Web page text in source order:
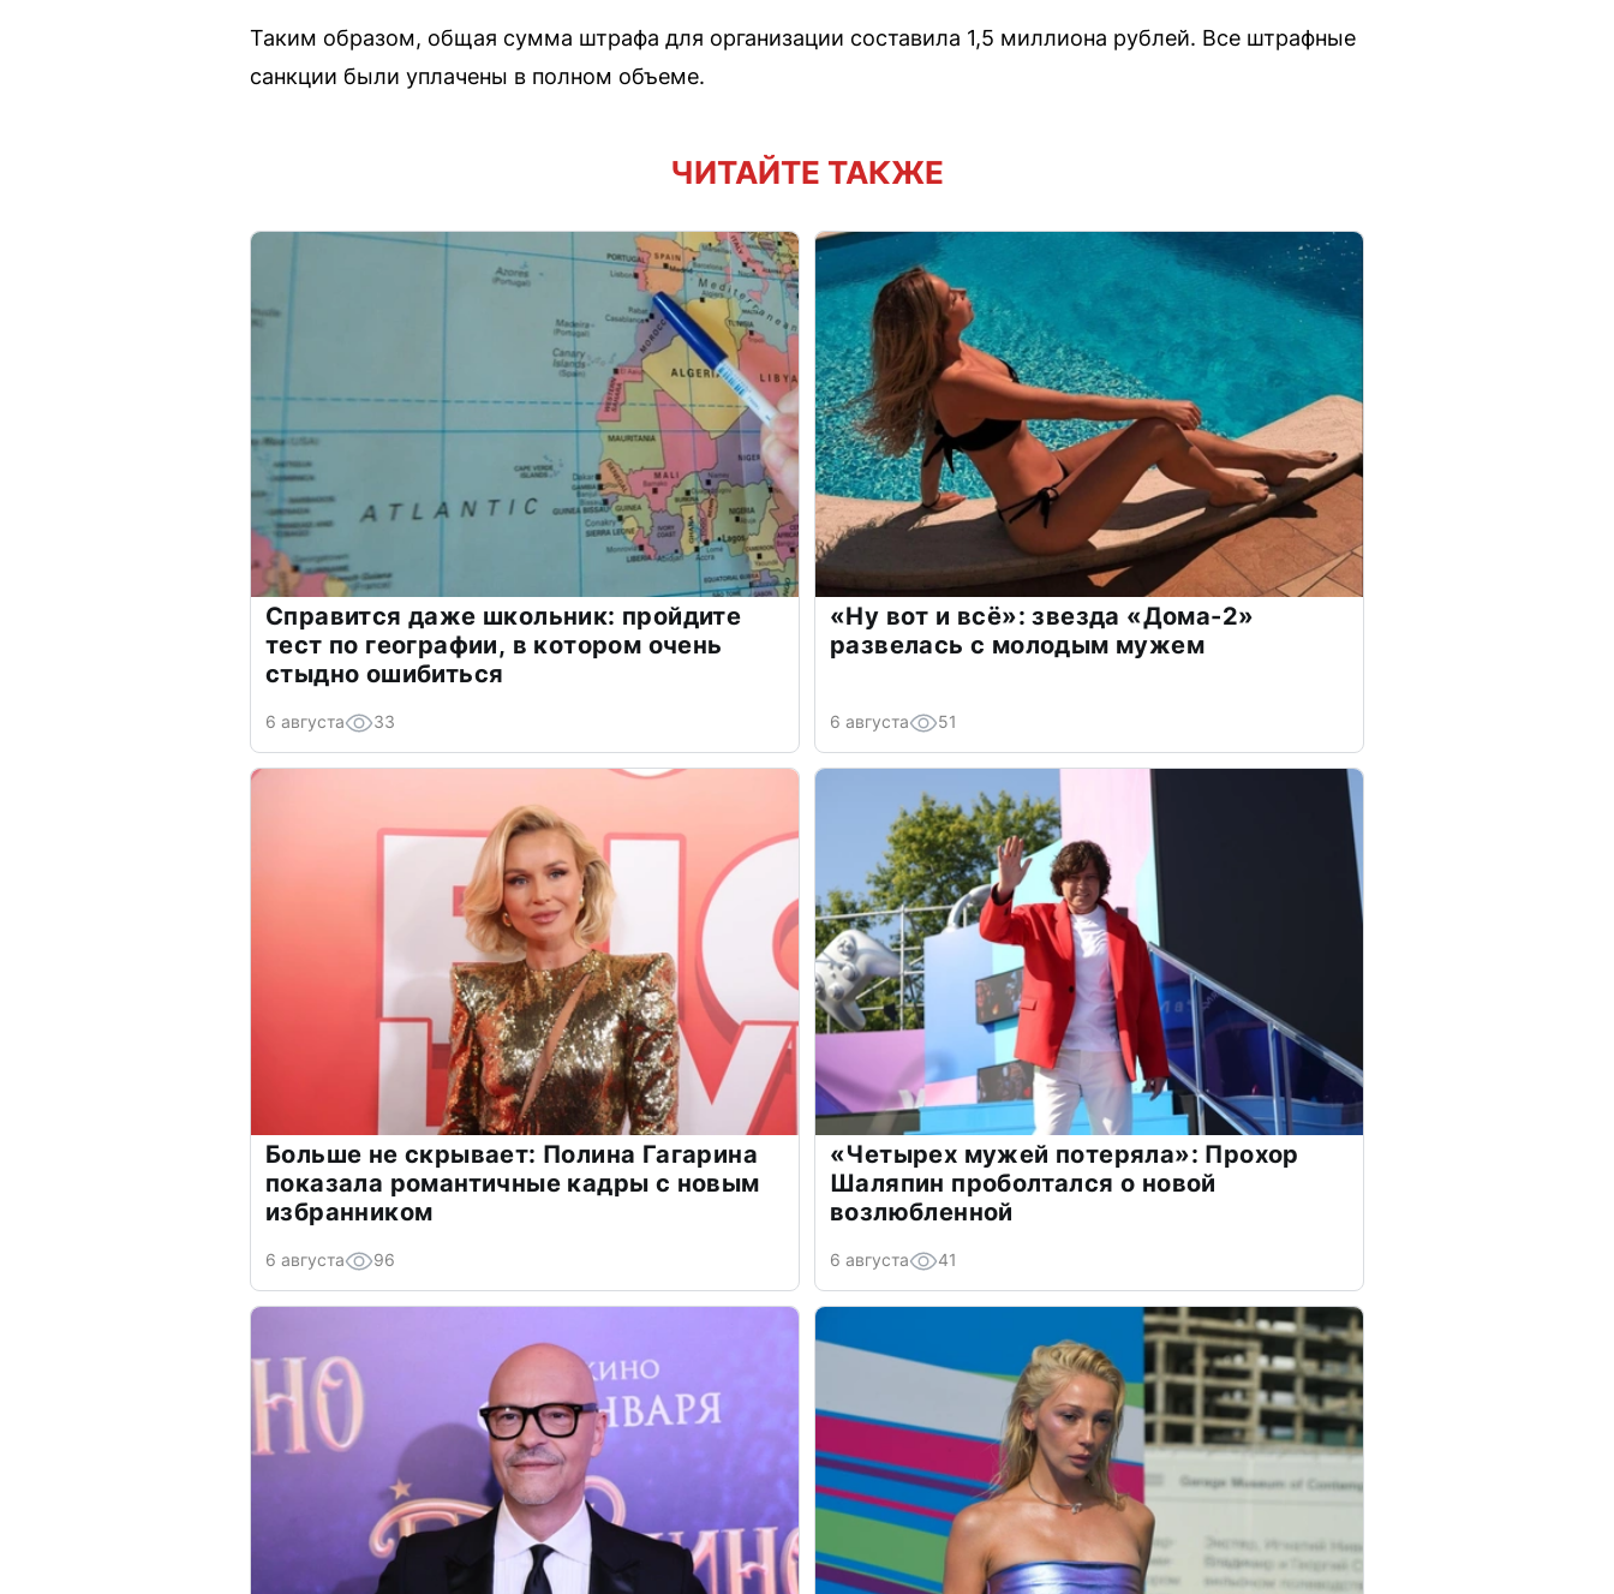
Таким образом, общая сумма штрафа для организации составила 1,5 миллиона рублей. Все штрафные
санкции были уплачены в полном объеме.
ЧИТАЙТЕ ТАКЖЕ
Справится даже школьник: пройдите
тест по географии, в котором очень
стыдно ошибиться
6 августа 33
«Ну вот и всё»: звезда «Дома-2»
развелась с молодым мужем
6 августа 51
Больше не скрывает: Полина Гагарина
показала романтичные кадры с новым
избранником
6 августа 96
«Четырех мужей потеряла»: Прохор
Шаляпин проболтался о новой
возлюбленной
6 августа 41